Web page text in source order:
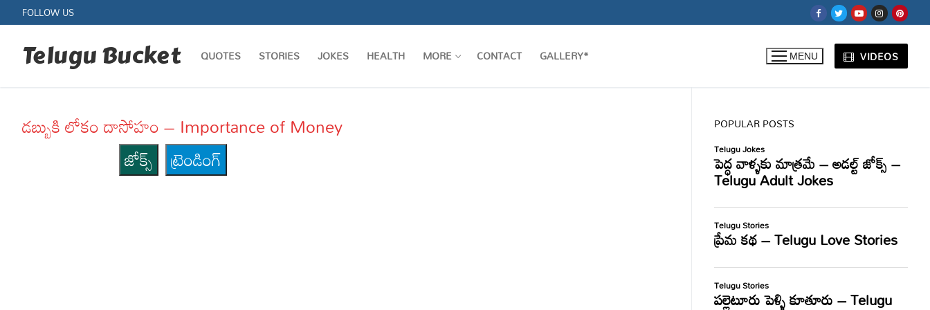
to
content
FOLLOW US
Telugu Bucket QUOTES STORIES JOKES HEALTH MORE CONTACT GALLERY* MENU VIDEOS
డబ్బుకి లోకం దాసోహం – Importance of Money
జోక్స్
ట్రెండింగ్
POPULAR POSTS